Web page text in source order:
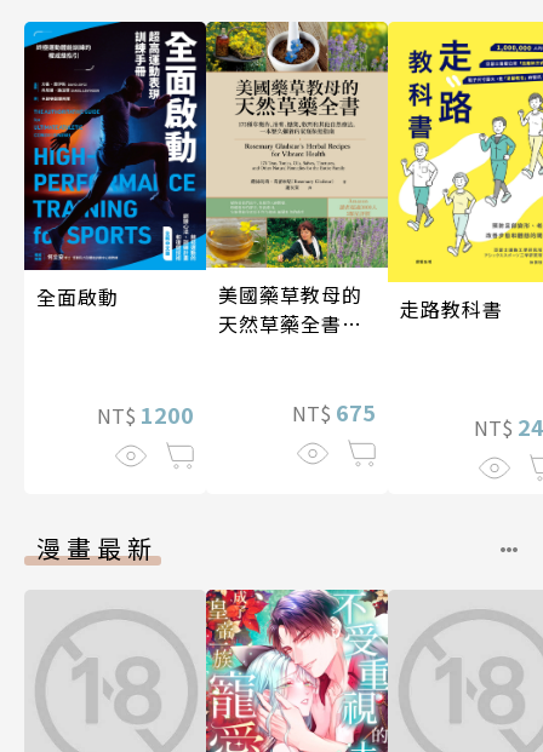
全面啟動
NT$ 1200
美國藥草教母的
天然草藥全書
NT$ 675
走路教科書
NT$
漫畫最新